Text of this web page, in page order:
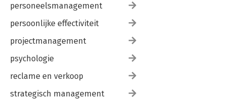
personeelsmanagement
persoonlijke effectiviteit
projectmanagement
psychologie
reclame en verkoop
strategisch management